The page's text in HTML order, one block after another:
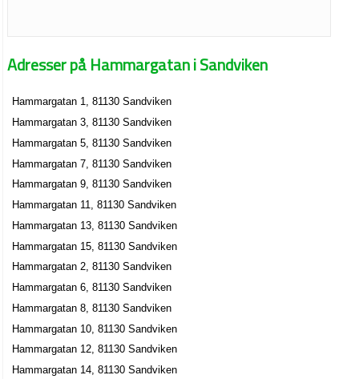
Adresser på Hammargatan i Sandviken
Hammargatan 1, 81130 Sandviken
Hammargatan 3, 81130 Sandviken
Hammargatan 5, 81130 Sandviken
Hammargatan 7, 81130 Sandviken
Hammargatan 9, 81130 Sandviken
Hammargatan 11, 81130 Sandviken
Hammargatan 13, 81130 Sandviken
Hammargatan 15, 81130 Sandviken
Hammargatan 2, 81130 Sandviken
Hammargatan 6, 81130 Sandviken
Hammargatan 8, 81130 Sandviken
Hammargatan 10, 81130 Sandviken
Hammargatan 12, 81130 Sandviken
Hammargatan 14, 81130 Sandviken